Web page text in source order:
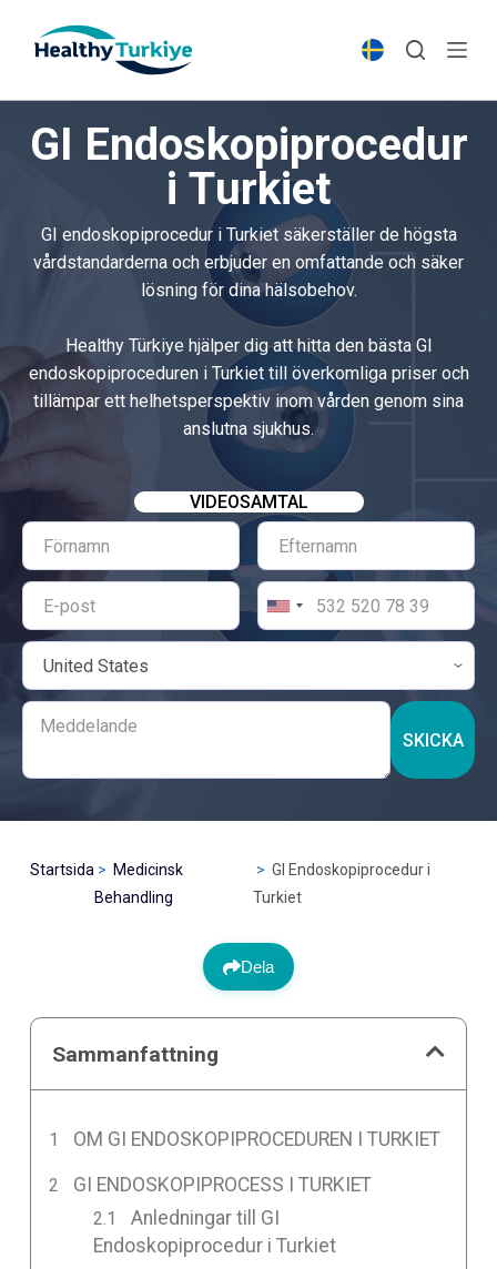
p
GI Endoskopiprocedur
i Turkiet
GI endoskopiprocedur i Turkiet säkerställer de högsta
vårdstandarderna och erbjuder en omfattande och säker
lösning för dina hälsobehov.
Healthy Türkiye hjälper dig att hitta den bästa GI
endoskopiproceduren i Turkiet till överkomliga priser och
tillämpar ett helhetsperspektiv inom vården genom sina
anslutna sjukhus.
VIDEOSAMTAL
SKICKA
Startsida
Medicinsk
Behandling
GI Endoskopiprocedur i
Turkiet
Dela
Sammanfattning
OM GI ENDOSKOPIPROCEDUREN I TURKIET
GI ENDOSKOPIPROCESS I TURKIET
Anledningar till GI
Endoskopiprocedur i Turkiet